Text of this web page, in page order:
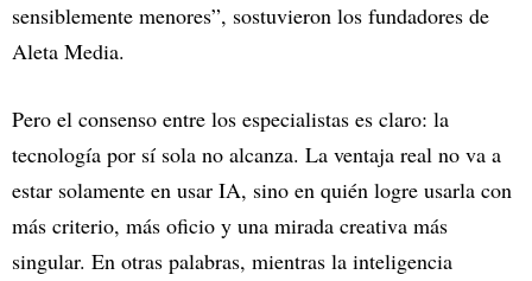
sensiblemente menores”, sostuvieron los fundadores de
Aleta Media.
Pero el consenso entre los especialistas es claro: la
tecnología por sí sola no alcanza. La ventaja real no va a
estar solamente en usar IA, sino en quién logre usarla con
más criterio, más oficio y una mirada creativa más
singular. En otras palabras, mientras la inteligencia